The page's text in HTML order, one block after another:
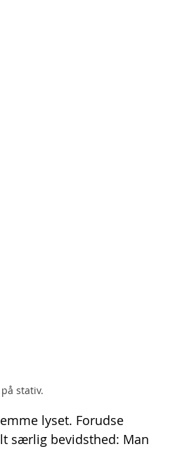
stativ.
lyset. Forudse
særlig bevidsthed: Man